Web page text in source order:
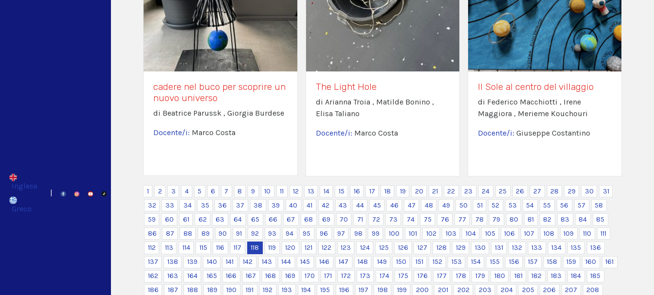
Inglese
Greco
cadere nel buco per scoprire un
nuovo universo
di Beatrice Parussk , Giorgia Burdese
Docente/i: Marco Costa
The Light Hole
di Arianna Troia , Matilde Bonino ,
Elisa Taliano
Docente/i: Marco Costa
Il Sole al centro del villaggio
di Federico Macchiotti , Irene
Maggiora , Merieme Kouchouri
Docente/i: Giuseppe Costantino
1 2 3 4 5 6 7 8 9 10 11 12 13 14 15 16 17 18 19 20 21 22 23 24 25 26 27 28 29 30
31
32
33 34 35 36 37 38 39 40 41 42 43 44 45 46 47 48 49 50 51 52 53 54 55 56 57
58
59
60 61 62 63 64 65 66 67 68 69 70 71 72 73 74 75 76 77 78 79 80 81 82 83 84
85
86
87 88 89 90 91 92 93 94 95 96 97 98 99 100 101 102 103 104 105 106 107 108 109 110
111
112
113 114 115 116 117 118 119 120 121 122 123 124 125 126 127 128 129 130 131 132 133 134 135
136
137
138 139 140 141 142 143 144 145 146 147 148 149 150 151 152 153 154 155 156 157 158 159 160
161
162
163 164 165 166 167 168 169 170 171 172 173 174 175 176 177 178 179 180 181 182 183 184
185
186
187 188 189 190 191 192 193 194 195 196 197 198 199 200 201 202 203 204 205 206 207 208